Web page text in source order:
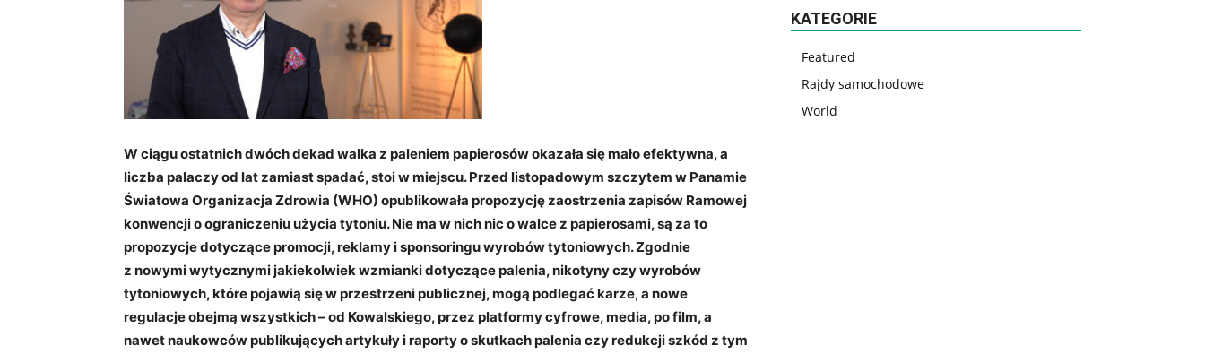
W ciągu ostatnich dwóch dekad walka z paleniem papierosów okazała się mało efektywna, a
liczba palaczy od lat zamiast spadać, stoi w miejscu. Przed listopadowym szczytem w Panamie
Światowa Organizacja Zdrowia (WHO) opublikowała propozycję zaostrzenia zapisów Ramowej
konwencji o ograniczeniu użycia tytoniu. Nie ma w nich nic o walce z papierosami, są za to
propozycje dotyczące promocji, reklamy i sponsoringu wyrobów tytoniowych. Zgodnie
z nowymi wytycznymi jakiekolwiek wzmianki dotyczące palenia, nikotyny czy wyrobów
tytoniowych, które pojawią się w przestrzeni publicznej, mogą podlegać karze, a nowe
regulacje obejmą wszystkich – od Kowalskiego, przez platformy cyfrowe, media, po film, a
nawet naukowców publikujących artykuły i raporty o skutkach palenia czy redukcji szkód z tym
KATEGORIE
Featured
Rajdy samochodowe
World